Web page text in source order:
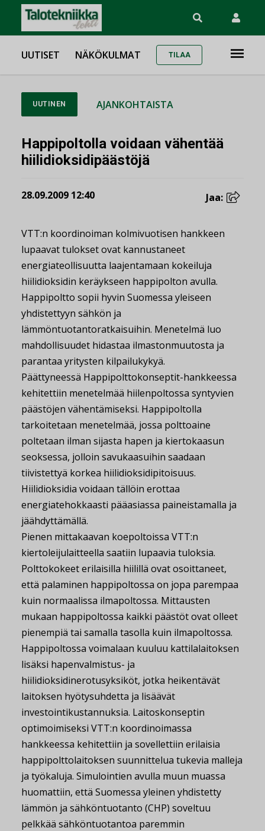
UUTISET NÄKÖKULMAT TILAA
UUTINEN AJANKOHTAISTA
Happipoltolla voidaan vähentää
hiilidioksidipäästöjä
28.09.2009 12:40 Jaa:
VTT:n koordinoiman kolmivuotisen hankkeen
lupaavat tulokset ovat kannustaneet
energiateollisuutta laajentamaan kokeiluja
hiilidioksidin keräykseen happipolton avulla.
Happipoltto sopii hyvin Suomessa yleiseen
yhdistettyyn sähkön ja
lämmöntuotantoratkaisuihin. Menetelmä luo
mahdollisuudet hidastaa ilmastonmuutosta ja
parantaa yritysten kilpailukykyä.
Päättyneessä Happipolttokonseptit-hankkeessa
kehitettiin menetelmää hiilenpoltossa syntyvien
päästöjen vähentämiseksi. Happipoltolla
tarkoitetaan menetelmää, jossa polttoaine
poltetaan ilman sijasta hapen ja kiertokaasun
seoksessa, jolloin savukaasuihin saadaan
tiivistettyä korkea hiilidioksidipitoisuus.
Hiilidioksidia voidaan tällöin erottaa
energiatehokkaasti pääasiassa paineistamalla ja
jäähdyttämällä.
Pienen mittakaavan koepoltoissa VTT:n
kiertoleijulaitteella saatiin lupaavia tuloksia.
Polttokokeet erilaisilla hiilillä ovat osoittaneet,
että palaminen happipoltossa on jopa parempaa
kuin normaalissa ilmapoltossa. Mittausten
mukaan happipoltossa kaikki päästöt ovat olleet
pienempiä tai samalla tasolla kuin ilmapoltossa.
Happipoltossa voimalaan kuuluu kattilalaitoksen
lisäksi hapenvalmistus- ja
hiilidioksidinerotusyksiköt, jotka heikentävät
laitoksen hyötysuhdetta ja lisäävät
investointikustannuksia. Laitoskonseptin
optimoimiseksi VTT:n koordinoimassa
hankkeessa kehitettiin ja sovellettiin erilaisia
happipolttolaitoksen suunnittelua tukevia malleja
ja työkaluja. Simulointien avulla muun muassa
huomattiin, että Suomessa yleinen yhdistetty
lämmön ja sähköntuotanto (CHP) soveltuu
pelkkää sähköntuotantoa paremmin